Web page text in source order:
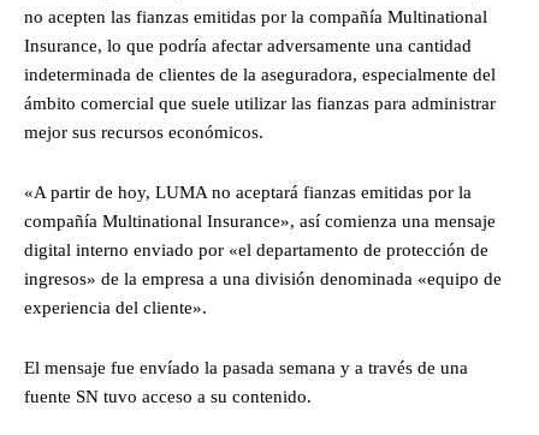
no acepten las fianzas emitidas por la compañía Multinational
Insurance, lo que podría afectar adversamente una cantidad
indeterminada de clientes de la aseguradora, especialmente del
ámbito comercial que suele utilizar las fianzas para administrar
mejor sus recursos económicos.
«A partir de hoy, LUMA no aceptará fianzas emitidas por la
compañía Multinational Insurance», así comienza una mensaje
digital interno enviado por «el departamento de protección de
ingresos» de la empresa a una división denominada «equipo de
experiencia del cliente».
El mensaje fue envíado la pasada semana y a través de una
fuente SN tuvo acceso a su contenido.